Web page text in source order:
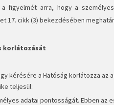
figyelmét arra, hogy a
17. cikk (3) bekezdésében
korlátozását
kérésére a Hatóság korlátozza az
teljesül:
adatai pontosságát. Ebben